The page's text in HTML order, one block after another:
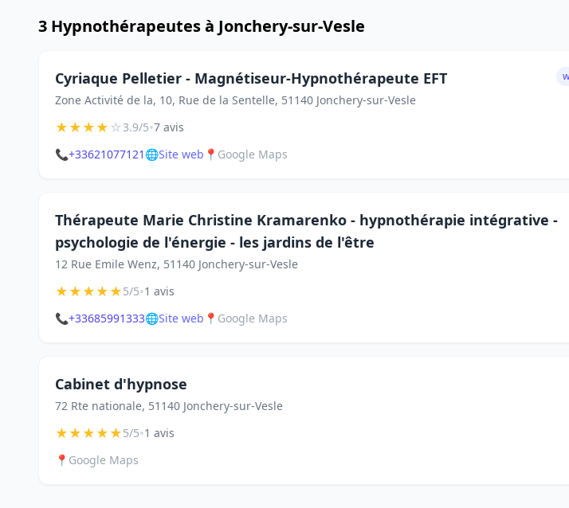
3 Hypnothérapeutes à Jonchery-sur-Vesle
Cyriaque Pelletier - Magnétiseur-Hypnothérapeute EFT
Zone Activité de la, 10, Rue de la Sentelle, 51140 Jonchery-sur-Vesle
★★★★☆3.9/5•7 avis
📞+33621077121 🌐Site web 📍 Google Maps
Thérapeute Marie Christine Kramarenko - hypnothérapie intégrative -
psychologie de l'énergie - les jardins de l'être
12 Rue Emile Wenz, 51140 Jonchery-sur-Vesle
★★★★★5/5•1 avis
📞+33685991333🌐Site web 📍 Google Maps
Cabinet d'hypnose
72 Rte nationale, 51140 Jonchery-sur-Vesle
★★★★★5/5•1 avis
📍 Google Maps